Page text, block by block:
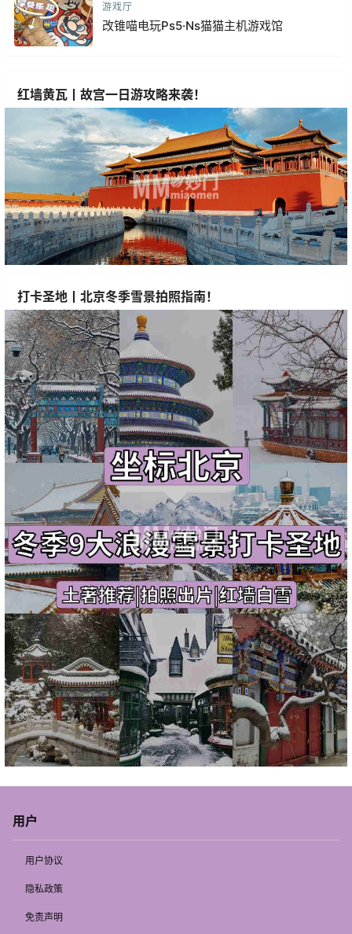
游戏厅
改锥喵电玩Ps5·Ns猫猫主机游戏馆
红墙黄瓦丨故宫一日游攻略来袭！
打卡圣地丨北京冬季雪景拍照指南！
用户
用户协议
隐私政策
免责声明